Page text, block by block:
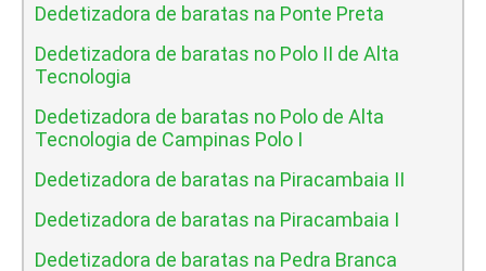
Dedetizadora de baratas na Ponte Preta
Dedetizadora de baratas no Polo II de Alta
Tecnologia
Dedetizadora de baratas no Polo de Alta
Tecnologia de Campinas Polo I
Dedetizadora de baratas na Piracambaia II
Dedetizadora de baratas na Piracambaia I
Dedetizadora de baratas na Pedra Branca